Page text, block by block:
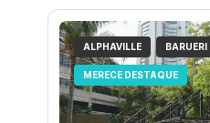
ALPHAVILLE BARUERI
MERECE DESTAQUE